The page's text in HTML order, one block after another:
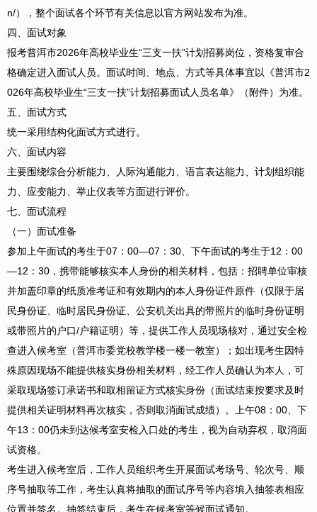
n/），整个面试各个环节有关信息以官方网站发布为准。
四、面试对象
报考普洱市2026年高校毕业生“三支一扶”计划招募岗位，资格复审合
格确定进入面试人员。面试时间、地点、方式等具体事宜以《普洱市2
026年高校毕业生“三支一扶”计划招募面试人员名单》（附件）为准。
五、面试方式
统一采用结构化面试方式进行。
六、面试内容
主要围绕综合分析能力、人际沟通能力、语言表达能力、计划组织能
力、应变能力、举止仪表等方面进行评价。
七、面试流程
（一）面试准备
参加上午面试的考生于07：00—07：30、下午面试的考生于12：00
—12：30，携带能够核实本人身份的相关材料，包括：招聘单位审核
并加盖印章的纸质准考证和有效期内的本人身份证件原件（仅限于居
民身份证、临时居民身份证、公安机关出具的带照片的临时身份证明
或带照片的户口/户籍证明）等，提供工作人员现场核对，通过安全检
查进入候考室（普洱市委党校教学楼一楼一教室）；如出现考生因特
殊原因现场不能提供核实身份相关材料，经工作人员确认为本人，可
采取现场签订承诺书和取相留证方式核实身份（面试结束按要求及时
提供相关证明材料再次核实，否则取消面试成绩）。上午08：00、下
午13：00仍未到达候考室安检入口处的考生，视为自动弃权，取消面
试资格。
考生进入候考室后，工作人员组织考生开展面试考场号、轮次号、顺
序号抽取等工作，考生认真将抽取的面试序号等内容填入抽签表相应
位置并签名。抽签结束后，考生在候考室等候面试通知。